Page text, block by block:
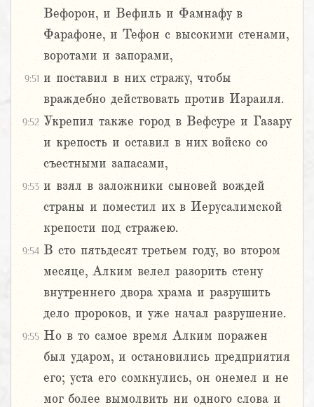
Вефорон, и Вефиль и Фамнафу в
Фарафоне, и Тефон с высокими стенами,
воротами и запорами,
9:51 и поставил в них стражу, чтобы
враждебно действовать против Израиля.
9:52 Укрепил также город в Вефсуре и Газару
и крепость и оставил в них войско со
съестными запасами,
9:53 и взял в заложники сыновей вождей
страны и поместил их в Иерусалимской
крепости под стражею.
9:54 В сто пятьдесят третьем году, во втором
месяце, Алким велел разорить стену
внутреннего двора храма и разрушить
дело пророков, и уже начал разрушение.
9:55 Но в то самое время Алким поражен
был ударом, и остановились предприятия
его; уста его сомкнулись, он онемел и не
мог более вымолвить ни одного слова и